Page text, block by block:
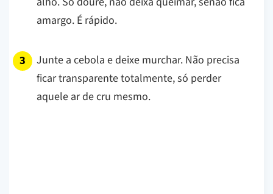
amargo. É rápido.
Junte a cebola e deixe murchar. Não precisa
ficar transparente totalmente, só perder
aquele ar de cru mesmo.